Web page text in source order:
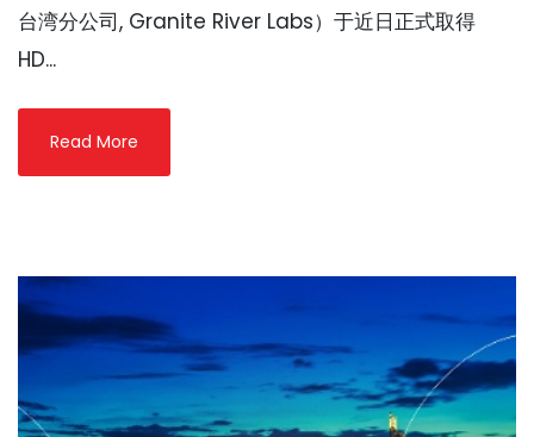
台湾分公司, Granite River Labs）于近日正式取得
HD...
Read More